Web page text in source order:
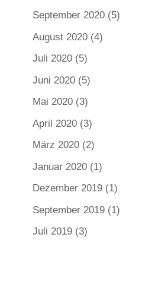
September 2020(5)
August 2020(4)
Juli 2020(5)
Juni 2020(5)
Mai 2020(3)
April 2020(3)
März 2020(2)
Januar 2020(1)
Dezember 2019(1)
September 2019(1)
Juli 2019(3)